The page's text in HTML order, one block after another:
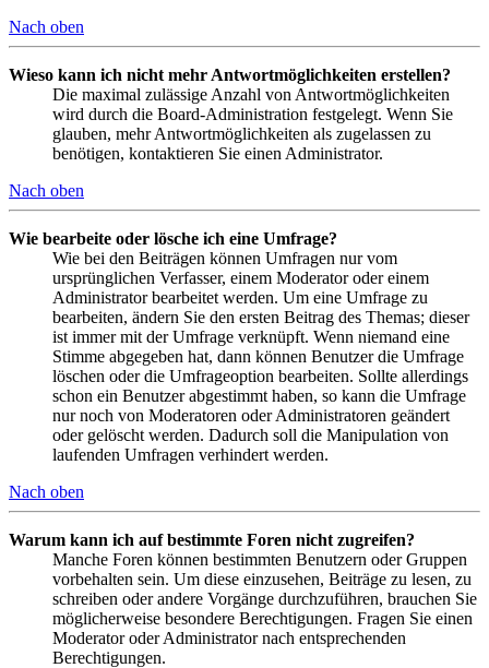
Nach oben
Wieso kann ich nicht mehr Antwortmöglichkeiten erstellen?
Die maximal zulässige Anzahl von Antwortmöglichkeiten
wird durch die Board-Administration festgelegt. Wenn Sie
glauben, mehr Antwortmöglichkeiten als zugelassen zu
benötigen, kontaktieren Sie einen Administrator.
Nach oben
Wie bearbeite oder lösche ich eine Umfrage?
Wie bei den Beiträgen können Umfragen nur vom
ursprünglichen Verfasser, einem Moderator oder einem
Administrator bearbeitet werden. Um eine Umfrage zu
bearbeiten, ändern Sie den ersten Beitrag des Themas; dieser
ist immer mit der Umfrage verknüpft. Wenn niemand eine
Stimme abgegeben hat, dann können Benutzer die Umfrage
löschen oder die Umfrageoption bearbeiten. Sollte allerdings
schon ein Benutzer abgestimmt haben, so kann die Umfrage
nur noch von Moderatoren oder Administratoren geändert
oder gelöscht werden. Dadurch soll die Manipulation von
laufenden Umfragen verhindert werden.
Nach oben
Warum kann ich auf bestimmte Foren nicht zugreifen?
Manche Foren können bestimmten Benutzern oder Gruppen
vorbehalten sein. Um diese einzusehen, Beiträge zu lesen, zu
schreiben oder andere Vorgänge durchzuführen, brauchen Sie
möglicherweise besondere Berechtigungen. Fragen Sie einen
Moderator oder Administrator nach entsprechenden
Berechtigungen.